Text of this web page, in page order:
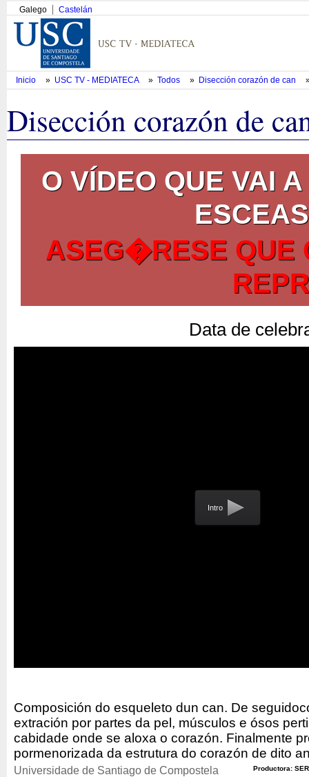
Galego Castelán
Inicio » USC TV - MEDIATECA » Todos » Disección corazón de can
Disección corazón de
O VÍDEO QUE VAI
ASEG�RESE QUE
Data de
Intro
Composición do esqueleto dun can. De
extración por partes da pel, músculos e ósos
cabidade onde se aloxa o corazón. Finalmente
pormenorizada da estrutura do corazón de dito
Productora:
Universidade de Santiago de Compostela